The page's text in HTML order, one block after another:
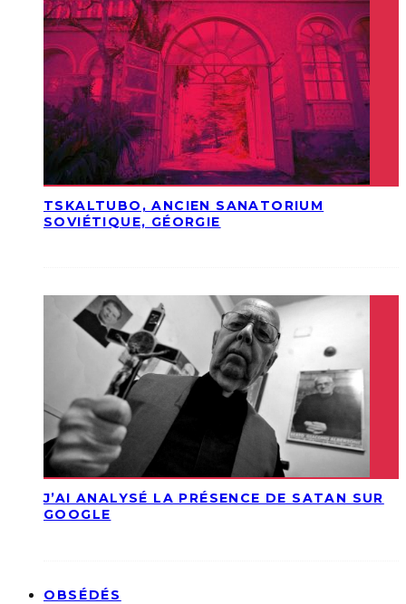
TSKALTUBO, ANCIEN SANATORIUM
SOVIÉTIQUE, GÉORGIE
J’AI ANALYSÉ LA PRÉSENCE DE SATAN SUR
GOOGLE
OBSÉDÉS